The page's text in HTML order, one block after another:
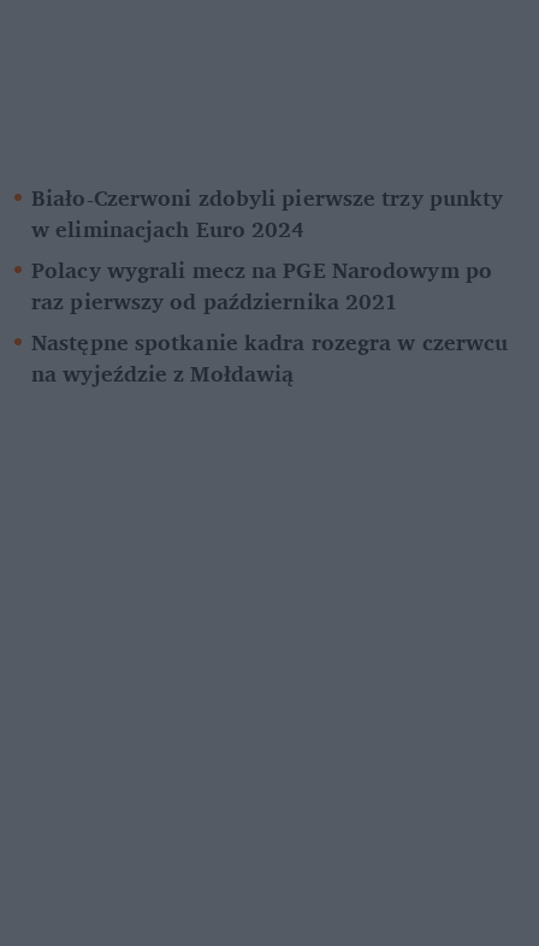
Biało-Czerwoni zdobyli pierwsze trzy punkty
w eliminacjach Euro 2024
Polacy wygrali mecz na PGE Narodowym po
raz pierwszy od października 2021
Następne spotkanie kadra rozegra w czerwcu
na wyjeździe z Mołdawią